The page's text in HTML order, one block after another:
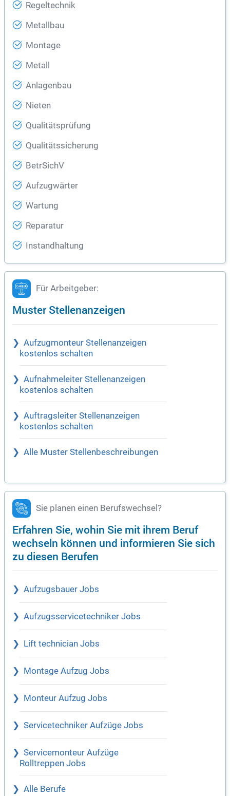
Regeltechnik
Metallbau
Montage
Metall
Anlagenbau
Nieten
Qualitätsprüfung
Qualitätssicherung
BetrSichV
Aufzugwärter
Wartung
Reparatur
Instandhaltung
Für Arbeitgeber:
Muster Stellenanzeigen
Aufzugmonteur Stellenanzeigen
kostenlos schalten
Aufnahmeleiter Stellenanzeigen
kostenlos schalten
Auftragsleiter Stellenanzeigen
kostenlos schalten
Alle Muster Stellenbeschreibungen
Sie planen einen Berufswechsel?
Erfahren Sie, wohin Sie mit ihrem Beruf
wechseln können und informieren Sie sich
zu diesen Berufen
Aufzugsbauer Jobs
Aufzugsservicetechniker Jobs
Lift technician Jobs
Montage Aufzug Jobs
Monteur Aufzug Jobs
Servicetechniker Aufzüge Jobs
Servicemonteur Aufzüge
Rolltreppen Jobs
Alle Berufe